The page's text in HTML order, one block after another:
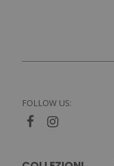
FOLLOW US: